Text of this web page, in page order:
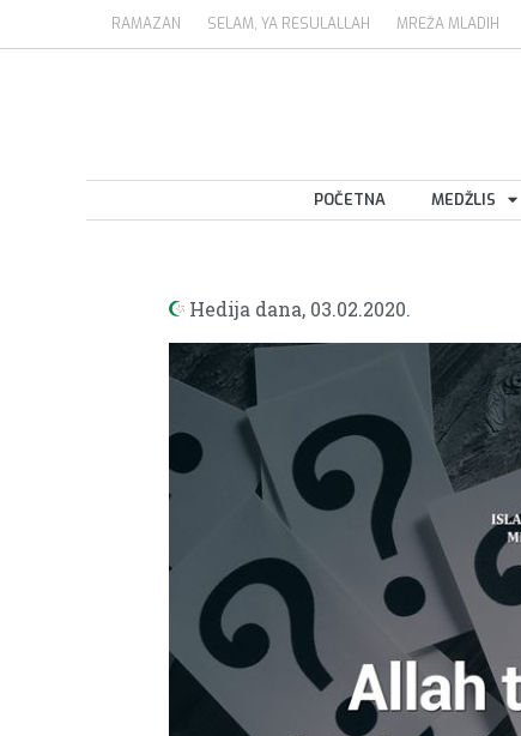
RAMAZAN SELAM, YA RESULALLAH MREŽA MLADIH
POČETNA MEDŽLIS
Hedija dana, 03.02.2020.